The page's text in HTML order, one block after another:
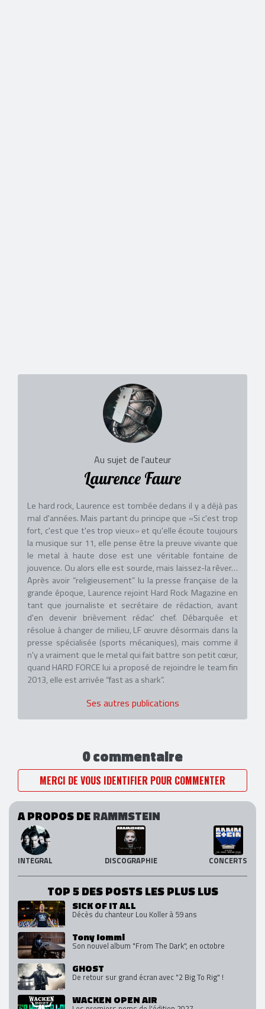
Au sujet de l'auteur
Laurence Faure
Le hard rock, Laurence est tombée dedans il y a déjà pas
mal d'années. Mais partant du principe que «Si c'est trop
fort, c'est que t'es trop vieux» et qu'elle écoute toujours
la musique sur 11, elle pense être la preuve vivante que
le metal à haute dose est une véritable fontaine de
jouvence. Ou alors elle est sourde, mais laissez-la rêver…
Après avoir “religieusement” lu la presse française de la
grande époque, Laurence rejoint Hard Rock Magazine en
tant que journaliste et secrétaire de rédaction, avant
d'en devenir brièvement rédac' chef. Débarquée et
résolue à changer de milieu, LF œuvre désormais dans la
presse spécialisée (sports mécaniques), mais comme il
n'y a vraiment que le metal qui fait battre son petit cœur,
quand HARD FORCE lui a proposé de rejoindre le team fin
2013, elle est arrivée “fast as a shark”.
Ses autres publications
0 commentaire
MERCI DE VOUS IDENTIFIER POUR COMMENTER
A PROPOS DERAMMSTEIN
INTEGRAL DISCOGRAPHIE CONCERTS
TOP 5 DES POSTS LES PLUS LUS
SICK OF IT ALL
Décès du chanteur Lou Koller à 59 ans
Tony Iommi
Son nouvel album "From The Dark", en octobre
GHOST
De retour sur grand écran avec "2 Big To Rig" !
WACKEN OPEN AIR